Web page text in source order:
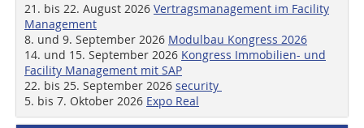
21. bis 22. August 2026 Vertragsmanagement im Facility
Management
8. und 9. September 2026 Modulbau Kongress 2026
14. und 15. September 2026 Kongress Immobilien- und
Facility Management mit SAP
22. bis 25. September 2026 security
5. bis 7. Oktober 2026 Expo Real